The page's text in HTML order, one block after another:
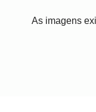
As imagens